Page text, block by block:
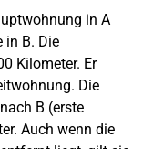
in A
in B. Die
Kilometer. Er
Die
B (erste
Auch wenn die